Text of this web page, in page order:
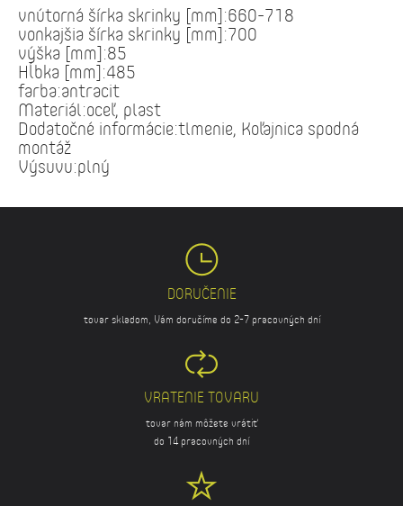
vnútorná šírka skrinky [mm]:660-718
vonkajšia šírka skrinky [mm]:700
výška [mm]:85
Hĺbka [mm]:485
farba:antracit
Materiál:oceľ, plast
Dodatočné informácie:tlmenie, Koľajnica spodná
montáž
Výsuvu:plný
DORUČENIE
tovar skladom, Vám doručíme do 2-7 pracovných dní
VRATENIE TOVARU
tovar nám môžete vrátiť
do 14 pracovných dní